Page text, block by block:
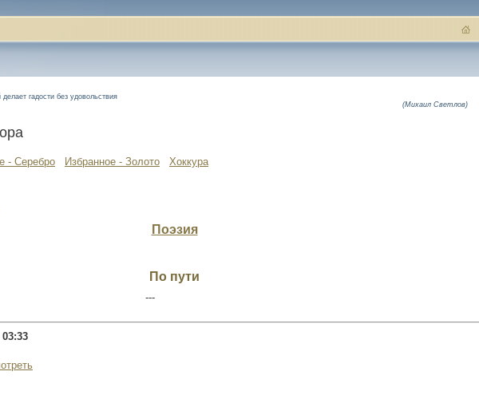
гадости без удовольствия
(Михаил Светлов)
- Серебро Избранное - Золото Хоккура
Поэзия
По пути
---
03:33